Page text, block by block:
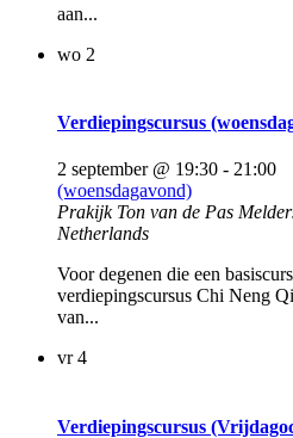
aan...
wo 2
Verdiepingscursus
2 september @ 19:30 - 21:00
(woensdagavond)
Prakijk Ton van de Pas
Netherlands
Voor degenen die een
verdiepingscursus Chi Neng
van...
vr4
Verdiepingscursus